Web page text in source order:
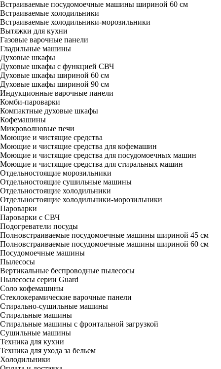
Встраиваемые посудомоечные машины шириной 60 см
Встраиваемые холодильники
Встраиваемые холодильники-морозильники
Вытяжки для кухни
Газовые варочные панели
Гладильные машины
Духовые шкафы
Духовые шкафы с функцией СВЧ
Духовые шкафы шириной 60 см
Духовые шкафы шириной 90 см
Индукционные варочные панели
Комби-пароварки
Компактные духовые шкафы
Кофемашины
Микроволновые печи
Моющие и чистящие средства
Моющие и чистящие средства для кофемашин
Моющие и чистящие средства для посудомоечных машин
Моющие и чистящие средства для стиральных машин
Отдельностоящие морозильники
Отдельностоящие сушильные машины
Отдельностоящие холодильники
Отдельностоящие холодильники-морозильники
Пароварки
Пароварки с СВЧ
Подогреватели посуды
Полновстраиваемые посудомоечные машины шириной 45 см
Полновстраиваемые посудомоечные машины шириной 60 см
Посудомоечные машины
Пылесосы
Вертикальные беспроводные пылесосы
Пылесосы серии Guard
Соло кофемашины
Стеклокерамические варочные панели
Стирально-сушильные машины
Стиральные машины
Стиральные машины с фронтальной загрузкой
Сушильные машины
Техника для кухни
Техника для ухода за бельем
Холодильники